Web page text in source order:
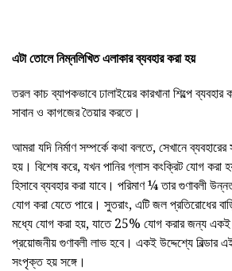
এটা তোলে নিম্নলিখিত এলাকার ব্যবহার করা হয়
তরল কাচ ব্যাপকভাবে ঢালাইয়ের কারখানা শিল্পে
সাবান ও কাগজের তৈয়ার করতে।
আমরা যদি নির্মাণ সম্পর্কে কথা বলতে, সেখানে
হয়। বিশেষ করে, যখন পানির গ্লাস কংক্রিট যোগ করা
হিসাবে ব্যবহার করা যাবে। পরিমাণ ¼ তার গুণাবলী
যোগ করা যেতে পারে। সুতরাং, এটি জল প্রতিরোধের
মধ্যে যোগ করা হয়, যাতে 25% যোগ করার জন্য একই
প্রয়োজনীয় গুণাবলী লাভ হবে। একই উদ্দেশ্যে বিল্ডার
সংপৃক্ত হয় সঙ্গে।